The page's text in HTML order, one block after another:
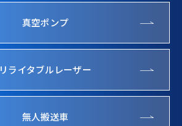
真空ポンプ
リライタブルレーザー
無人搬送車